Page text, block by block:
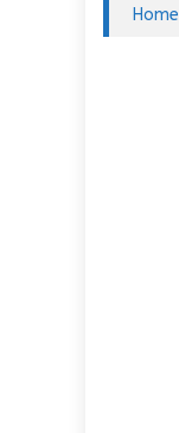
Home